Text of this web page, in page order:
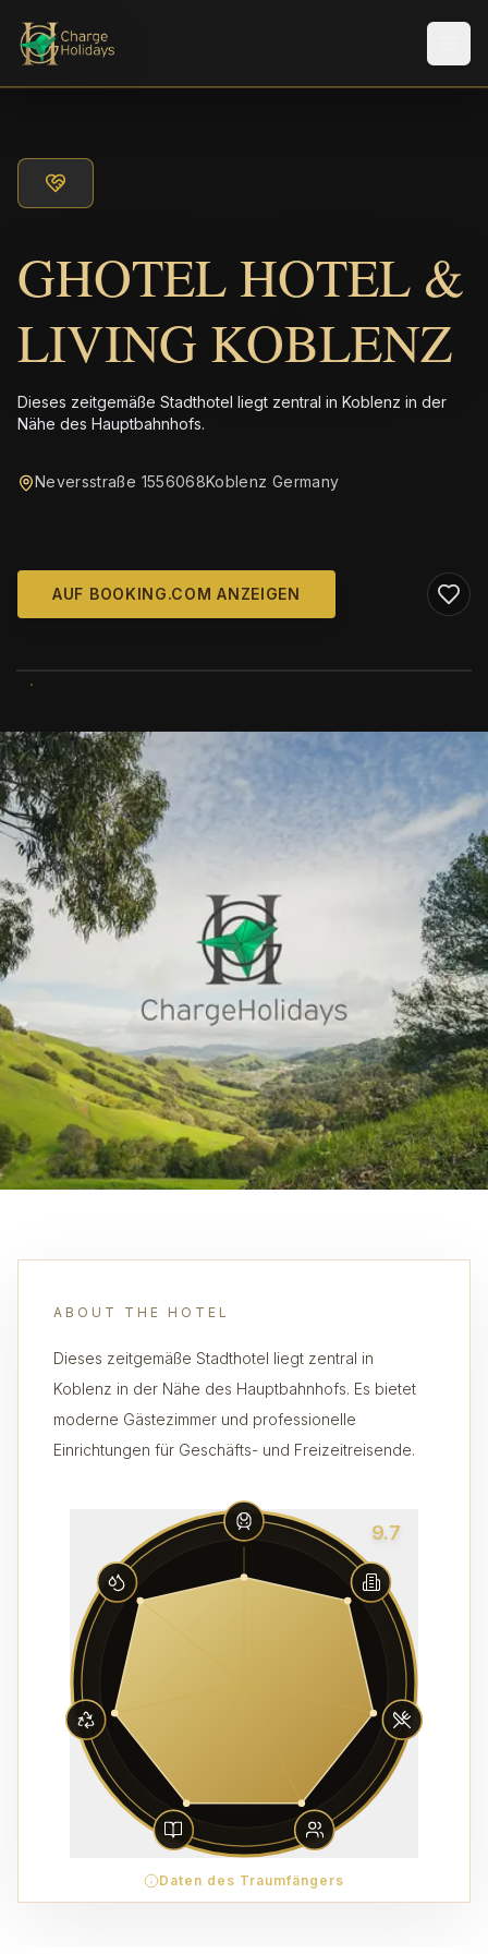
GHOTEL HOTEL &
LIVING KOBLENZ
Dieses zeitgemäße Stadthotel liegt zentral in Koblenz in der
Nähe des Hauptbahnhofs.
Neversstraße 1556068Koblenz Germany
AUF BOOKING.COM ANZEIGEN
ABOUT THE HOTEL
Dieses zeitgemäße Stadthotel liegt zentral in
Koblenz in der Nähe des Hauptbahnhofs. Es bietet
moderne Gästezimmer und professionelle
Einrichtungen für Geschäfts- und Freizeitreisende.
9.7
Daten des Traumfängers